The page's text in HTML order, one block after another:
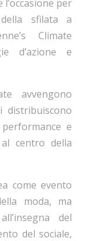
l’occasione per
sfilata a
Climate
d’azione e
avvengono
distribuiscono
e
centro della
come evento
moda, ma
del
del sociale,